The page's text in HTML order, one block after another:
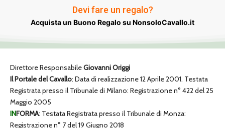
Devi fare un regalo?
Acquista un Buono Regalo su NonsoloCavallo.it
Direttore ResponsabileGiovanni Origgi
Il Portale del Cavallo: Data di realizzazione 12 Aprile 2001. Testata
Registrata presso il Tribunale di Milano: Registrazione n° 422 del 25
Maggio 2005
INFORMA: Testata Registrata presso il Tribunale di Monza:
Registrazione n° 7 del 19 Giugno 2018